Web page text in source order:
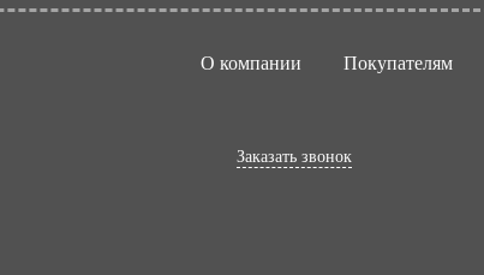
О компании Покупателям
Заказать звонок
защиты от нефти и